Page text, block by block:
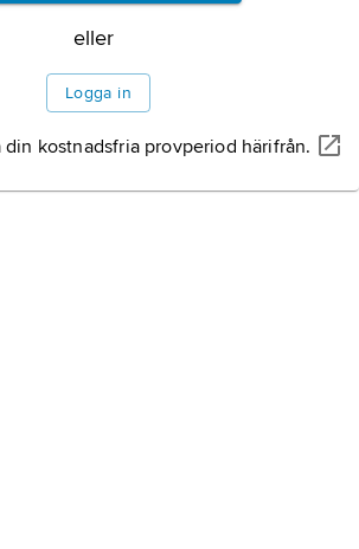
eller
Logga in
din kostnadsfria provperiod härifrån.